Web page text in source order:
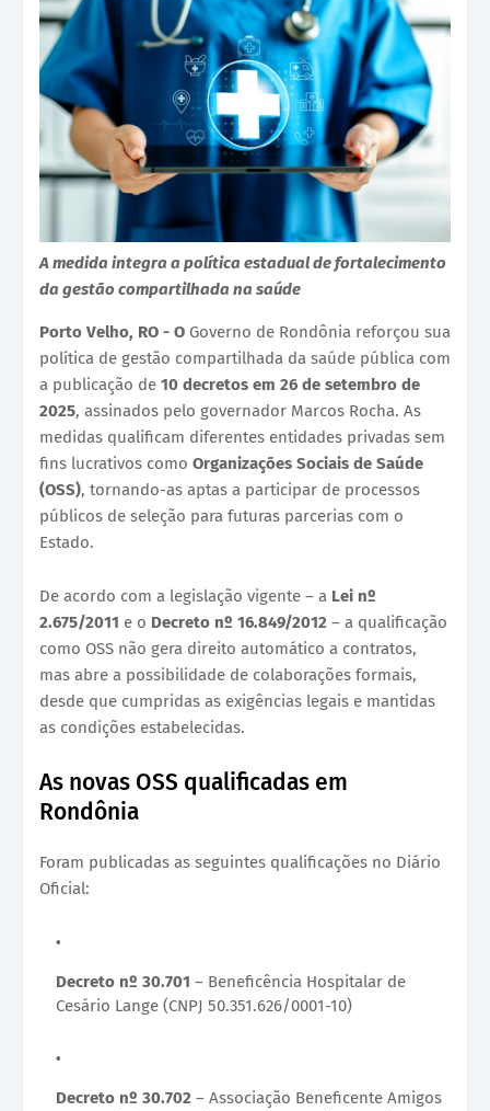
A medida integra a política estadual de fortalecimento
da gestão compartilhada na saúde
Porto Velho, RO - O Governo de Rondônia reforçou sua
política de gestão compartilhada da saúde pública com
a publicação de 10 decretos em 26 de setembro de
2025, assinados pelo governador Marcos Rocha. As
medidas qualificam diferentes entidades privadas sem
fins lucrativos como Organizações Sociais de Saúde
(OSS), tornando-as aptas a participar de processos
públicos de seleção para futuras parcerias com o
Estado.
De acordo com a legislação vigente – a Lei nº
2.675/2011 e o Decreto nº 16.849/2012 – a qualificação
como OSS não gera direito automático a contratos,
mas abre a possibilidade de colaborações formais,
desde que cumpridas as exigências legais e mantidas
as condições estabelecidas.
As novas OSS qualificadas em
Rondônia
Foram publicadas as seguintes qualificações no Diário
Oficial:
Decreto nº 30.701 – Beneficência Hospitalar de
Cesário Lange (CNPJ 50.351.626/0001-10)
Decreto nº 30.702 – Associação Beneficente Amigos